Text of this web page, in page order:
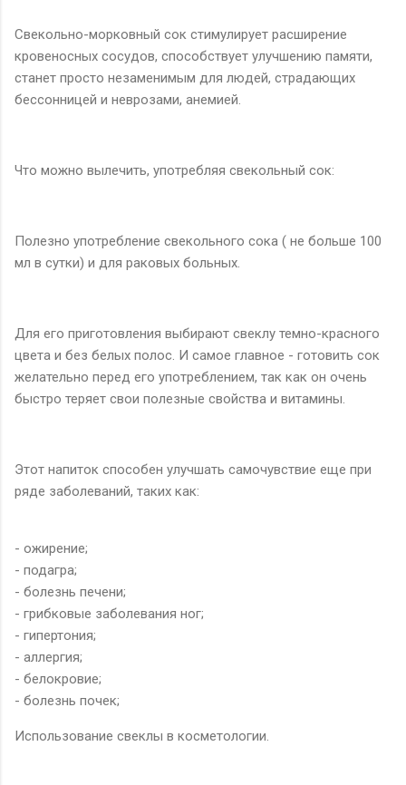
Свекольно-морковный сок стимулирует расширение
кровеносных сосудов, способствует улучшению памяти,
станет просто незаменимым для людей, страдающих
бессонницей и неврозами, анемией.
Что можно вылечить, употребляя свекольный сок:
Полезно употребление свекольного сока ( не больше 100
мл в сутки) и для раковых больных.
Для его приготовления выбирают свеклу темно-красного
цвета и без белых полос. И самое главное - готовить сок
желательно перед его употреблением, так как он очень
быстро теряет свои полезные свойства и витамины.
Этот напиток способен улучшать самочувствие еще при
ряде заболеваний, таких как:
- ожирение;
- подагра;
- болезнь печени;
- грибковые заболевания ног;
- гипертония;
- аллергия;
- белокровие;
- болезнь почек;
Использование свеклы в косметологии.